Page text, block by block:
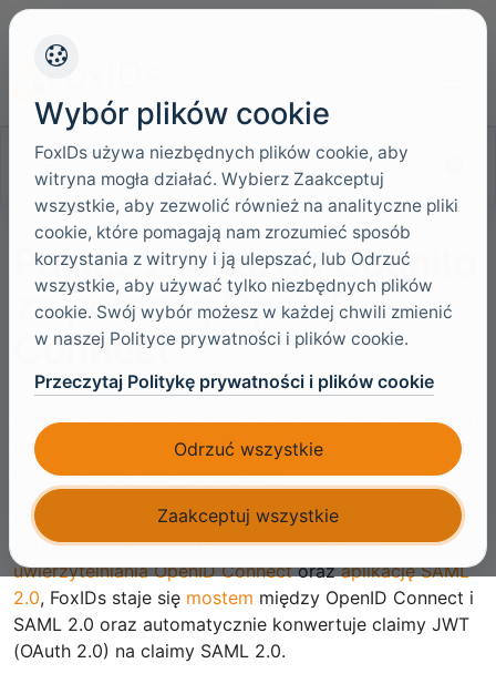
Szukaj w dokumentacji
Połącz z Amazon Cognito
za pomocą OpenID
Connect
FoxIDs można połączyć z Amazon Cognito przy użyciu
OpenID Connect i uwierzytelniać użytkowników w puli
użytkowników Amazon Cognito.
Możesz dodać obsługę SAML 2.0 do Amazon Cognito.
Konfigurując Amazon Cognito jakometodę
uwierzytelniania OpenID Connectorazaplikację SAML
2.0, FoxIDs staje się mostem między OpenID Connect i
SAML 2.0 oraz automatycznie konwertuje claimy JWT
(OAuth 2.0) na claimy SAML 2.0.
Wybór plików cookie
FoxIDs używa niezbędnych plików cookie, aby
witryna mogła działać. Wybierz Zaakceptuj
wszystkie, aby zezwolić również na analityczne pliki
cookie, które pomagają nam zrozumieć sposób
korzystania z witryny i ją ulepszać, lub Odrzuć
wszystkie, aby używać tylko niezbędnych plików
cookie. Swój wybór możesz w każdej chwili zmienić
w naszej Polityce prywatności i plików cookie.
Przeczytaj Politykę prywatności i plików cookie
Odrzuć wszystkie
Zaakceptuj wszystkie